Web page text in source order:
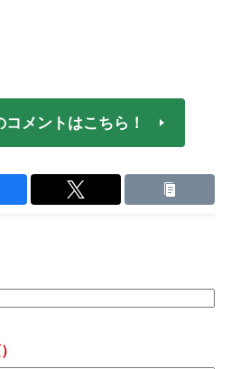
コメントはこちら！